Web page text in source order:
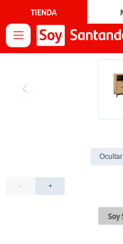
TIENDA

- +
Soy